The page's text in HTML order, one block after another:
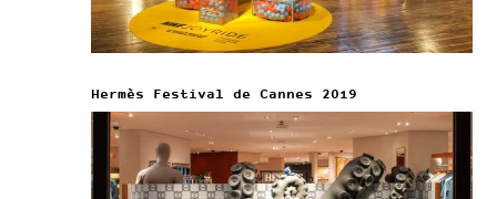
Hermès Festival de Cannes 2019